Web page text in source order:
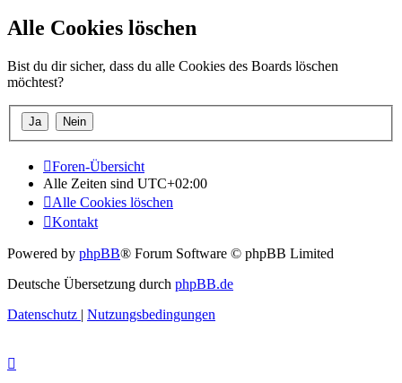
Alle Cookies löschen
Bist du dir sicher, dass du alle Cookies des Boards löschen
möchtest?
Foren-Übersicht
Alle Zeiten sind UTC+02:00
Alle Cookies löschen
Kontakt
Powered by phpBB® Forum Software © phpBB Limited
Deutsche Übersetzung durch phpBB.de
Datenschutz | Nutzungsbedingungen